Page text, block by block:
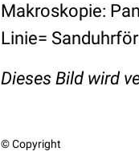
Makroskopie:
Linie=
Dieses Bild wird
© Copyright